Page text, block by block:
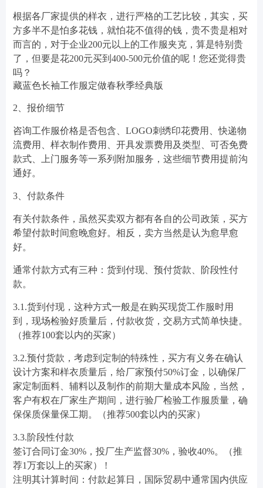
根据各厂家提供的样衣，进行严格的工艺比较，其实，买
方多半不是怕多花钱，就怕花不值得的钱，贵不贵是相对
而言的，对于企业200元以上的工作服夹克，算是特别贵
了，但要是花200元买到400-500元价值的呢！您还觉得贵
吗？
藏蓝色长袖工作服定做春秋季经典版
2、报价细节
咨询工作服价格是否包含、LOGO刺绣印花费用、快递物
流费用、样衣制作费用、开具发票费用及类型、可否免费
款式、上门服务等一系列附加服务，这些细节费用提前沟
通好。
3、付款条件
有关付款条件，虽然买卖双方都有各自的公司政策，买方
希望付款时间愈晚愈好。相反，卖方当然是认为愈早愈
好。
通常付款方式有三种：货到付现、预付货款、阶段性付
款。
3.1.货到付现，这种方式一般是在购买现货工作服时用
到，现场检验好质量后，付款收货，交易方式简单快捷。
（推荐100套以内的买家）
3.2.预付货款，考虑到定制的特殊性，买方有义务在确认
设计方案和样衣质量后，给厂家预付50%订金，以确保厂
家定制面料、辅料以及制作的前期大量成本风险，当然，
客户有权在厂家生产期间，进行验厂检验工作服质量，确
保保质保量保工期。（推荐500套以内的买家）
3.3.阶段性付款
签订合同订金30%，投厂生产监督30%，验收40%。（推
荐1万套以上的买家） !
注明其计算时间：付款起算日，国际贸易中通常国内供应